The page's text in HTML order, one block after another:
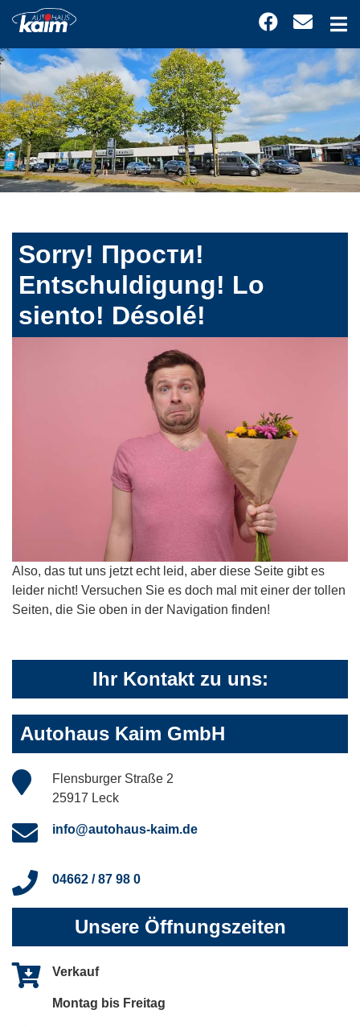
Sorry! Прости!
Entschuldigung! Lo
siento! Désolé!
Also, das tut uns jetzt echt leid, aber diese Seite gibt es
leider nicht! Versuchen Sie es doch mal mit einer der tollen
Seiten, die Sie oben in der Navigation finden!
Ihr Kontakt zu uns:
Autohaus Kaim GmbH
Flensburger Straße 2
25917 Leck
info@autohaus-kaim.de
04662 / 87 98 0
Unsere Öffnungszeiten
Verkauf
Montag bis Freitag